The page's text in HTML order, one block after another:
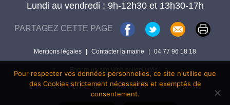
Lundi au vendredi : 9h-12h30 et 13h30-17h
PARTAGEZ CETTE PAGE
Mentions légales | Contacter la mairie | 04 77 96 18 18
Encore un site Web collectivités !
Pour respecter vos données personnelles, ce site n'utilise que
des Cookies strictement nécessaires et exemptés de
consentement.